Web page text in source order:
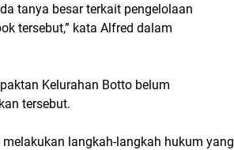
tanya besar terkait pengelolaan
tersebut,” kata Alfred dalam
Kelurahan Botto belum
tersebut.
langkah-langkah hukum yang